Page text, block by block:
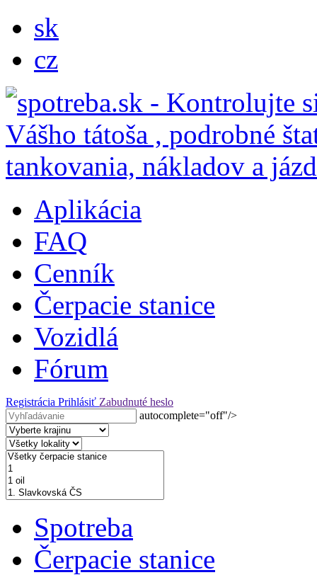
sk
cz
Aplikácia
FAQ
Cenník
Čerpacie stanice
Vozidlá
Fórum
Registrácia Prihlásiť Zabudnuté heslo
autocomplete="off"/>
Spotreba
Čerpacie stanice